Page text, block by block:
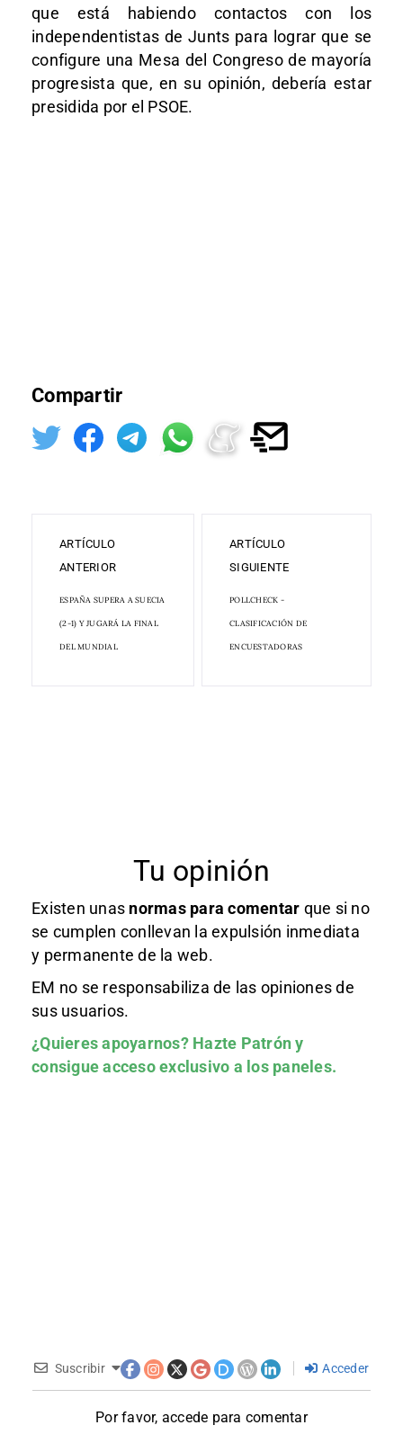
que está habiendo contactos con los
independentistas de Junts para lograr que se
configure una Mesa del Congreso de mayoría
progresista que, en su opinión, debería estar
presidida por el PSOE.
Compartir
ARTÍCULO
ANTERIOR
ESPAÑA SUPERA A SUECIA
(2-1) Y JUGARÁ LA FINAL
DEL MUNDIAL
ARTÍCULO
SIGUIENTE
POLLCHECK -
CLASIFICACIÓN DE
ENCUESTADORAS
Tu opinión
Existen unas normas para comentar que si no
se cumplen conllevan la expulsión inmediata
y permanente de la web.
EM no se responsabiliza de las opiniones de
sus usuarios.
¿Quieres apoyarnos? Hazte Patróny
consigue acceso exclusivo a los paneles.
Suscribir Acceder
Por favor, accede para comentar